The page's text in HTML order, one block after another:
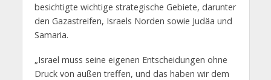
besichtigte wichtige strategische Gebiete, darunter
den Gazastreifen, Israels Norden sowie Judäa und
Samaria.
„Israel muss seine eigenen Entscheidungen ohne
Druck von außen treffen, und das haben wir dem